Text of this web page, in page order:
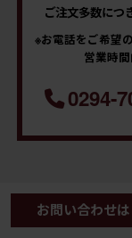
ご注文多数につ
※お電話をご希望
営業時
0294-
買取の
お問い合わせ